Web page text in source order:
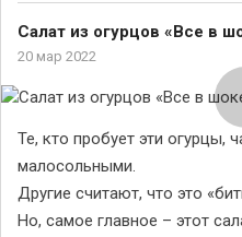
Салат из огурцов «Все в
20 мар 2022
Те, кто пробует эти огурцы,
малосольными.
Другие считают, что это
Но, самое главное – этот